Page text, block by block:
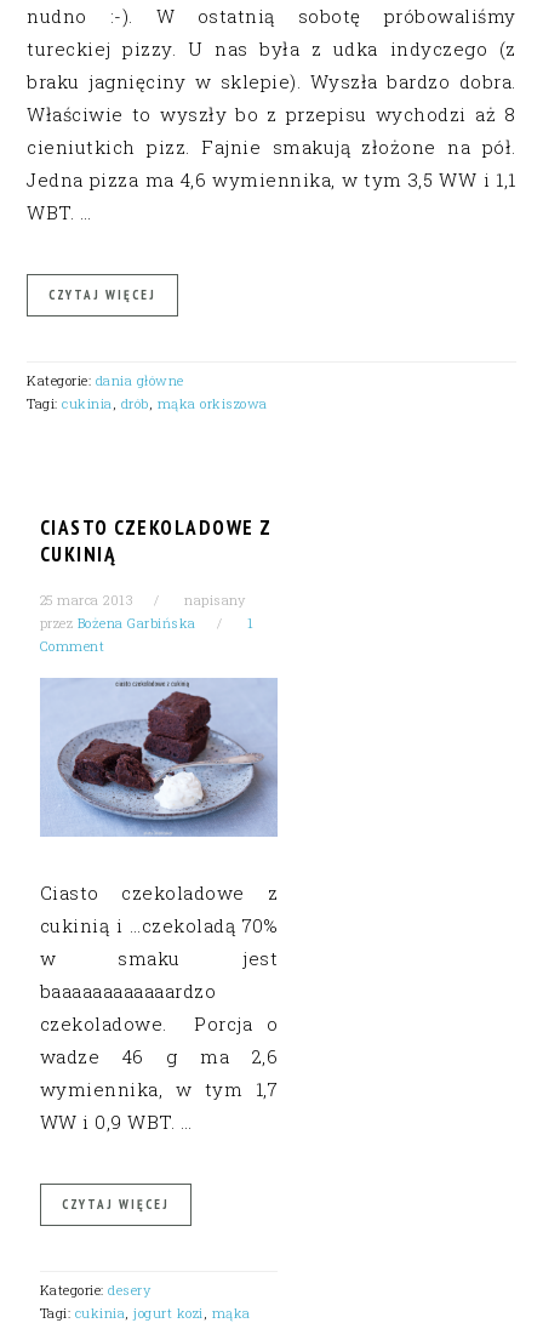
nudno :-). W ostatnią sobotę próbowaliśmy
tureckiej pizzy. U nas była z udka indyczego (z
braku jagnięciny w sklepie). Wyszła bardzo dobra.
Właściwie to wyszły bo z przepisu wychodzi aż 8
cieniutkich pizz. Fajnie smakują złożone na pół.
Jedna pizza ma 4,6 wymiennika, w tym 3,5 WW i 1,1
WBT. …
CZYTAJ WIĘCEJ
Kategorie: dania główne
Tagi:cukinia, drób, mąka orkiszowa
CIASTO CZEKOLADOWE Z
CUKINIĄ
25 marca 2013
napisany
przez Bożena Garbińska
1
Comment
Ciasto czekoladowe z
cukinią i …czekoladą 70%
w smaku jest
baaaaaaaaaaaardzo
czekoladowe. Porcja o
wadze 46 g ma 2,6
wymiennika, w tym 1,7
WW i 0,9 WBT. …
CZYTAJ WIĘCEJ
Kategorie:desery
Tagi: cukinia ,jogurt kozi mąka